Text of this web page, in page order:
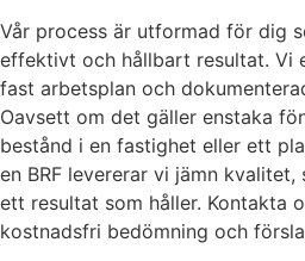
Vår process är utformad för dig
effektivt och hållbart resultat. Vi
fast arbetsplan och
Oavsett om det gäller enstaka
bestånd i en fastighet eller ett
en BRF levererar vi jämn
ett resultat som håller. Kontakta
kostnadsfri bedömning och